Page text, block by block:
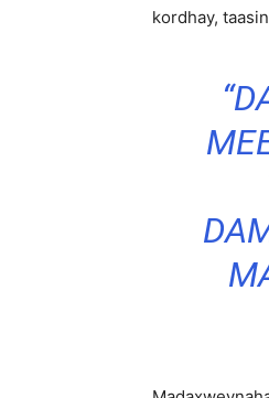
kordhay,